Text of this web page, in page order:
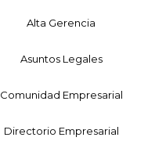
Alta Gerencia
Asuntos Legales
Comunidad Empresarial
Directorio Empresarial